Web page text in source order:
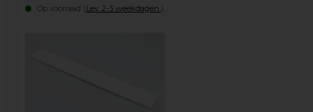
Op voorraad (Lev. 2-3 weekdagen. ).